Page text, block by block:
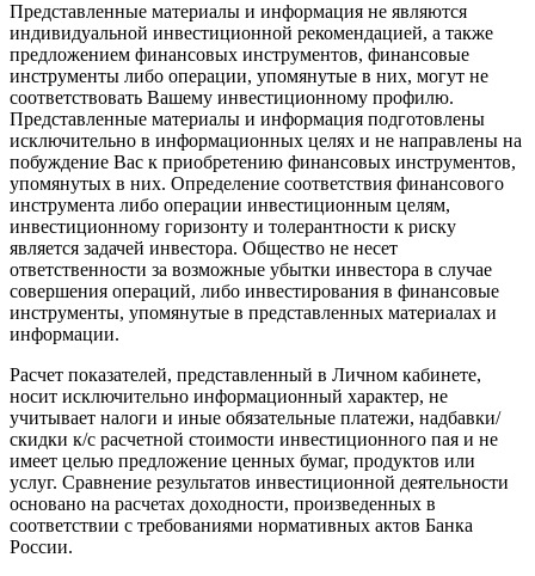
Представленные материалы и информация не являются
индивидуальной инвестиционной рекомендацией, а также
предложением финансовых инструментов, финансовые
инструменты либо операции, упомянутые в них, могут не
соответствовать Вашему инвестиционному профилю.
Представленные материалы и информация подготовлены
исключительно в информационных целях и не направлены на
побуждение Вас к приобретению финансовых инструментов,
упомянутых в них. Определение соответствия финансового
инструмента либо операции инвестиционным целям,
инвестиционному горизонту и толерантности к риску
является задачей инвестора. Общество не несет
ответственности за возможные убытки инвестора в случае
совершения операций, либо инвестирования в финансовые
инструменты, упомянутые в представленных материалах и
информации.
Расчет показателей, представленный в Личном кабинете,
носит исключительно информационный характер, не
учитывает налоги и иные обязательные платежи, надбавки/
скидки к/с расчетной стоимости инвестиционного пая и не
имеет целью предложение ценных бумаг, продуктов или
услуг. Сравнение результатов инвестиционной деятельности
основано на расчетах доходности, произведенных в
соответствии с требованиями нормативных актов Банка
России.